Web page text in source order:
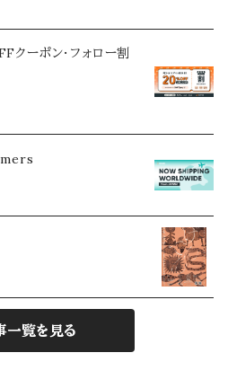
クーポン・フォロー割
一覧を見る